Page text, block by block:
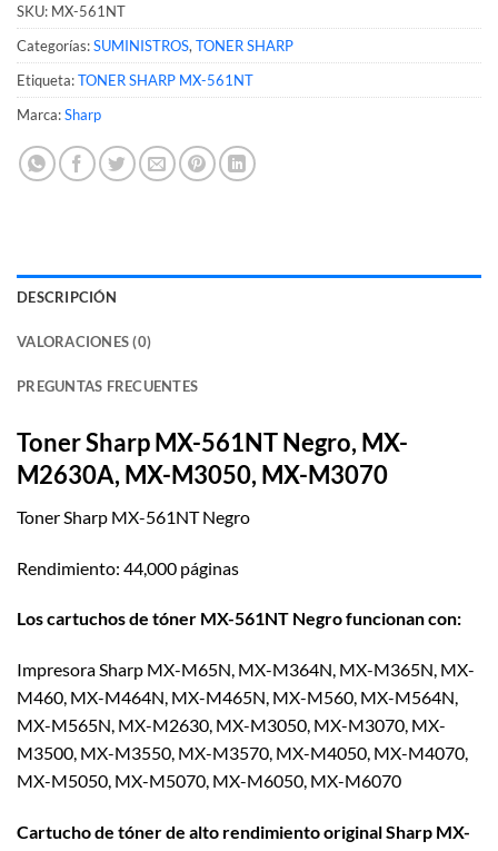
SKU: MX-561NT
Categorías:SUMINISTROS, TONER SHARP
Etiqueta:TONER SHARP MX-561NT
Marca:Sharp
DESCRIPCIÓN
VALORACIONES (0)
PREGUNTAS FRECUENTES
Toner Sharp MX-561NT Negro, MX-
M2630A, MX-M3050, MX-M3070
Toner Sharp MX-561NT Negro
Rendimiento: 44,000 páginas
Los cartuchos de tóner MX-561NT Negro funcionan con:
Impresora Sharp MX-M65N, MX-M364N, MX-M365N, MX-
M460, MX-M464N, MX-M465N, MX-M560, MX-M564N,
MX-M565N, MX-M2630, MX-M3050, MX-M3070, MX-
M3500, MX-M3550, MX-M3570, MX-M4050, MX-M4070,
MX-M5050, MX-M5070, MX-M6050, MX-M6070
Cartucho de tóner de alto rendimiento original Sharp MX-